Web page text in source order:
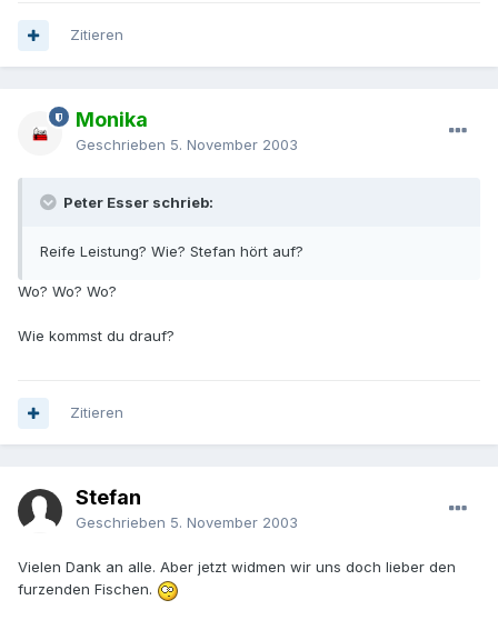
Zitieren
Monika
Geschrieben 5. November 2003
Peter Esser schrieb:
Reife Leistung? Wie? Stefan hört auf?
Wo? Wo? Wo?
Wie kommst du drauf?
Zitieren
Stefan
Geschrieben 5. November 2003
Vielen Dank an alle. Aber jetzt widmen wir uns doch lieber den
furzenden Fischen.